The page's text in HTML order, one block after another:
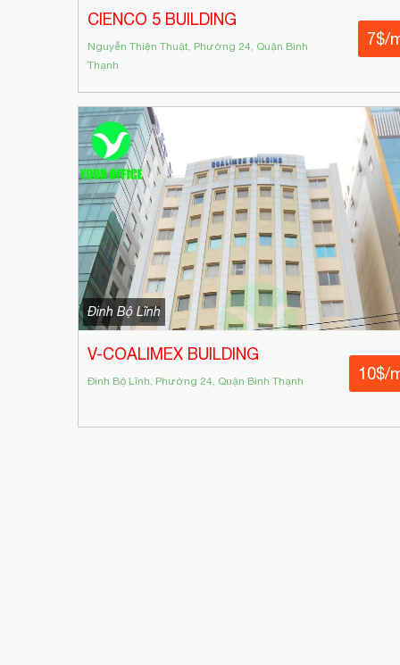
CIENCO 5 BUILDING
Nguyễn Thiện Thuật, Phường 24, Quận Bình
Thạnh
7$/
Đinh Bộ Lĩnh
V-COALIMEX BUILDING
Đinh Bộ Lĩnh, Phường 24, Quận Bình Thạnh 10$/